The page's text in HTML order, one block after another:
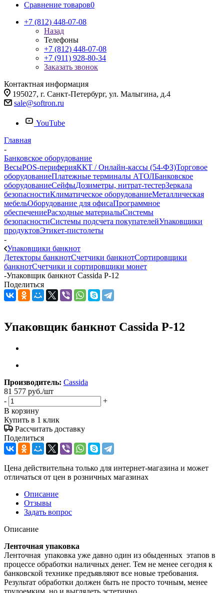
Сравнение товаров0
+7 (812) 448-07-08
Назад
Телефоны
+7 (812) 448-07-08
+7 (911) 928-80-34
Заказать звонок
Контактная информация
195027, г. Санкт-Петербург, ул. Малыгина, д.4
sale@softron.ru
YouTube
Главная
-
Банковское оборудование
ВесыPOS-периферияККТ / Онлайн-кассы (54-ФЗ)Торговое
оборудованиеПлатежные терминалы АТОЛБанковское
оборудованиеСейфыДозиметры, нитрат-тестерЗеркала
безопасностиКлиматическое оборудованиеМеталлическая
мебельОборудование для офисаПрограммное
обеспечениеРасходные материалыСистемы
безопасностиСистемы подсчета покупателейУпаковщики
продуктовЭтикет-пистолеты
-
Упаковщики банкнот
Детекторы банкнотСчетчики банкнотСортировщики
банкнотСчетчики и сортировщики монет
-Упаковщик банкнот Cassida P-12
Поделиться
Упаковщик банкнот Cassida P-12
Производитель: Cassida
81 577 руб./шт
-
+
В корзину
Купить в 1 клик
Рассчитать доставку
Поделиться
Цена действительна только для интернет-магазина и может
отличаться от цен в розничных магазинах
Описание
Отзывы
Задать вопрос
Описание
Ленточная упаковка
Ленточная упаковка уже давно один из обыденных этапов в
процессе обработки наличных денег. Тем не менее сегодня к
банковской технике предъявляют все новые требования.
Результат обработки должен быть не просто точным, менее
трудоемким, но и выглядеть эстетично.